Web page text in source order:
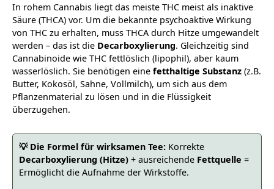
In rohem Cannabis liegt das meiste THC meist als inaktive
Säure (THCA) vor. Um die bekannte psychoaktive Wirkung
von THC zu erhalten, muss THCA durch Hitze umgewandelt
werden – das ist die Decarboxylierung. Gleichzeitig sind
Cannabinoide wie THC fettlöslich (lipophil), aber kaum
wasserlöslich. Sie benötigen eine fetthaltige Substanz (z.B.
Butter, Kokosöl, Sahne, Vollmilch), um sich aus dem
Pflanzenmaterial zu lösen und in die Flüssigkeit
überzugehen.
💡 Die Formel für wirksamen Tee: Korrekte
Decarboxylierung (Hitze) + ausreichende Fettquelle =
Ermöglicht die Aufnahme der Wirkstoffe.